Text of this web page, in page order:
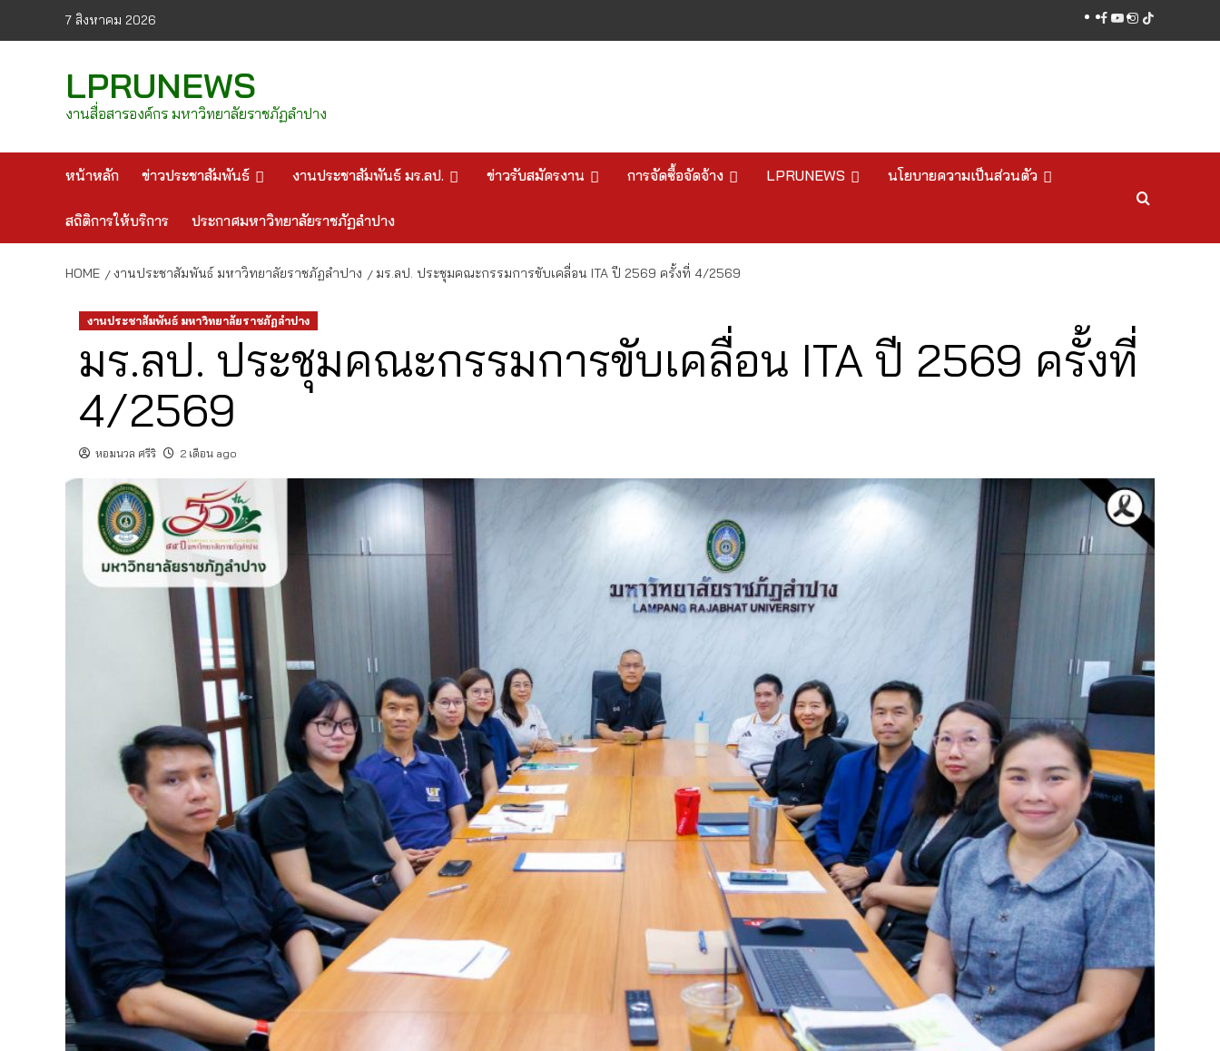
7 สิงหาคม 2026 facebook
youtube
instagram
tiktok
LPRUNEWS
งานสื่อสารองค์กร มหาวิทยาลัยราชภัฏลำปาง
หน้าหลัก ข่าวประชาสัมพันธ์ งานประชาสัมพันธ์ มร.ลป. ข่าวรับสมัครงาน การจัดซื้อจัดจ้าง LPRUNEWS นโยบายความเป็นส่วนตัว
สถิติการให้บริการ ประกาศมหาวิทยาลัยราชภัฏลำปาง
HOME งานประชาสัมพันธ์ มหาวิทยาลัยราชภัฏลำปาง มร.ลป. ประชุมคณะกรรมการขับเคลื่อน ITA ปี 2569 ครั้งที่ 4/2569
งานประชาสัมพันธ์ มหาวิทยาลัยราชภัฏลำปาง
มร.ลป. ประชุมคณะกรรมการขับเคลื่อน ITA ปี 2569 ครั้งที่
4/2569
หอมนวล ศรีริ 2 เดือน ago